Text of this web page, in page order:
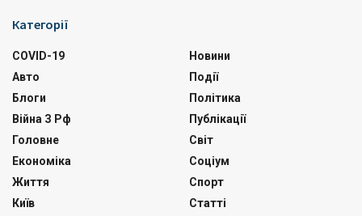
Категорії
COVID-19
Авто
Блоги
Війна З Рф
Головне
Економіка
Життя
Київ
Новини
Події
Політика
Публікації
Світ
Соціум
Спорт
Статті